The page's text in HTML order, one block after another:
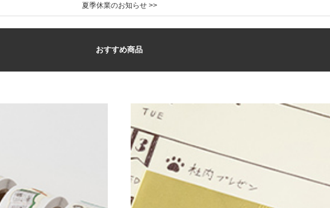
夏季休業のお知らせ >>
おすすめ商品